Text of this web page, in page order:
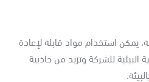
استخدام مواد قابلة لإعادة
للشركة وتزيد من جاذبية